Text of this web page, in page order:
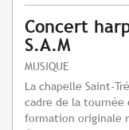
Concert
S.A.M
MUSIQUE
La chapelle Saint-
cadre de la tournée
formation originale